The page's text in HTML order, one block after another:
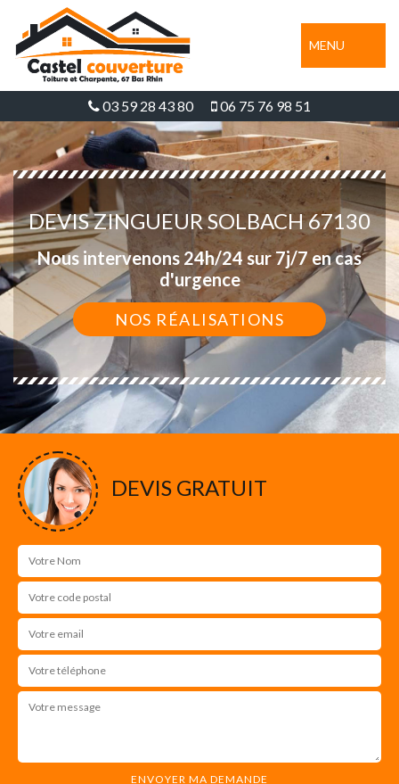
MENU
03 59 28 43 80 06 75 76 98 51
DEVIS ZINGUEUR SOLBACH 67130
Nous intervenons 24h/24 sur 7j/7 en cas
d'urgence
NOS RÉALISATIONS
DEVIS GRATUIT